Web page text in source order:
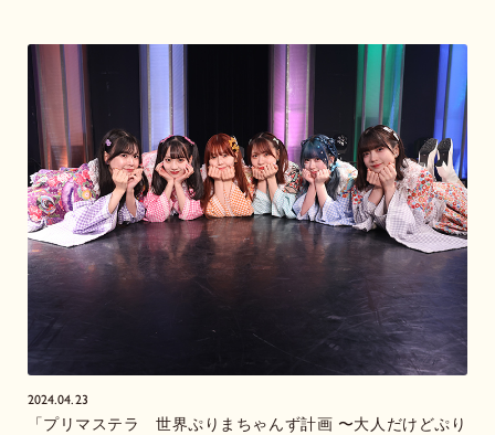
2024.04.23
「プリマステラ 世界ぷりまちゃんず計画 〜大人だけどぷり